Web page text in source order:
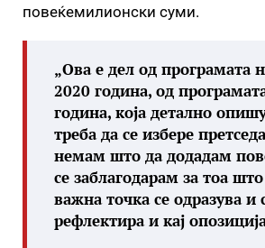
повеќемилионски суми.
„Ова е дел од програмата
2020 година, од
година, која детално
треба да се избере
немам што да додадам
се заблагодарам за тоа
важна точка се одразува и
рефлектира и кај